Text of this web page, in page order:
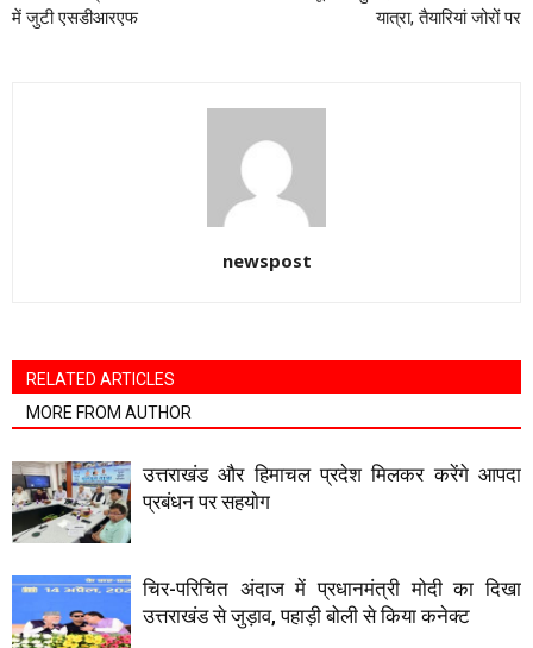
में जुटी एसडीआरएफ
यात्रा, तैयारियां जोरों पर
newspost
RELATED ARTICLES
MORE FROM AUTHOR
उत्तराखंड और हिमाचल प्रदेश मिलकर करेंगे आपदा
प्रबंधन पर सहयाेग
चिर-परिचित अंदाज में प्रधानमंत्री मोदी का दिखा
उत्तराखंड से जुड़ाव, पहाड़ी बोली से किया कनेक्ट